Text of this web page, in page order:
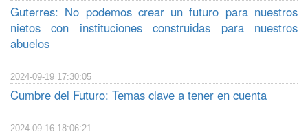
Guterres: No podemos crear un futuro para nuestros
nietos con instituciones construidas para nuestros
abuelos
2024-09-19 17:30:05
Cumbre del Futuro: Temas clave a tener en cuenta
2024-09-16 18:06:21